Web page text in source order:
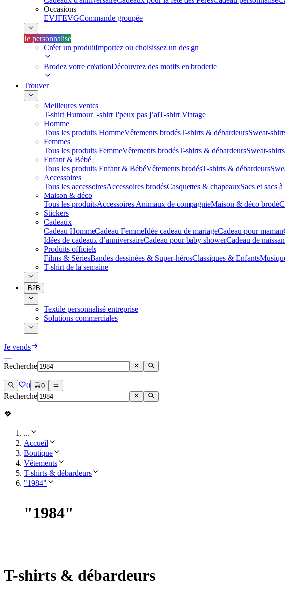
Occasions
EVJFEVGCommande groupée
Je personnalise
Créer un produitImportez ou choisissez un design
Brodez votre créationDécouvrez des motifs en broderie
Trouver
Meilleures ventes
T-shirt HumourT-shirt J'peux pas j’aiT-shirt Vintage
Homme
Tous les produits HommeVêtements brodésT-shirts & débardeursSweat-
Femmes
Tous les produits FemmeVêtements brodésT-shirts & débardeursSweat-shirts
Enfant & Bébé
Tous les produits Enfant & BébéVêtements brodésT-shirts & débardeurs
Accessoires
Tous les accessoiresAccessoires brodésCasquettes & chapeauxSacs et sacs à
Maison & déco
Tous les produitsAccessoires Animaux de compagnieMaison & déco brodé
Stickers
Cadeaux
Cadeau HommeCadeau FemmeIdée cadeau de mariage​Cadeau pour maman
Idées de cadeaux d’anniversaireCadeau pour baby showerCadeau de
Produits officiels
Films & SériesBandes dessinées & Super-hérosClassiques & Enfants
T-shirt de la semaine
B2B
Textile personnalisé entreprise
Solutions commerciales
Je vends
Recherche
0 0
Recherche
...
Accueil
Boutique
Vêtements
T-shirts & débardeurs
"1984"
"1984"
T-shirts & débardeurs